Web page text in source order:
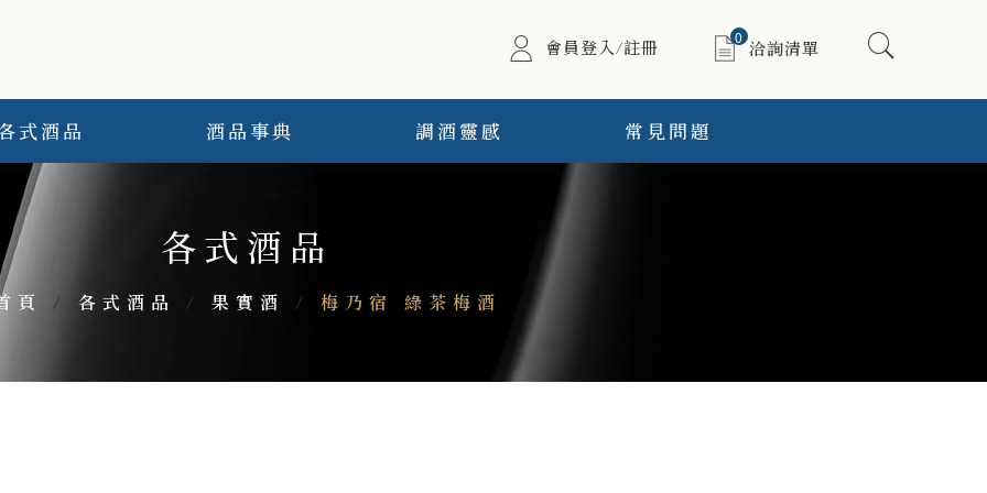
會員登入/註冊 0
洽詢清單
式酒品 酒品事典 調酒靈感 常見問題
各式酒品
頁 / 各式酒品 / 果實酒 / 梅乃宿 綠茶梅酒